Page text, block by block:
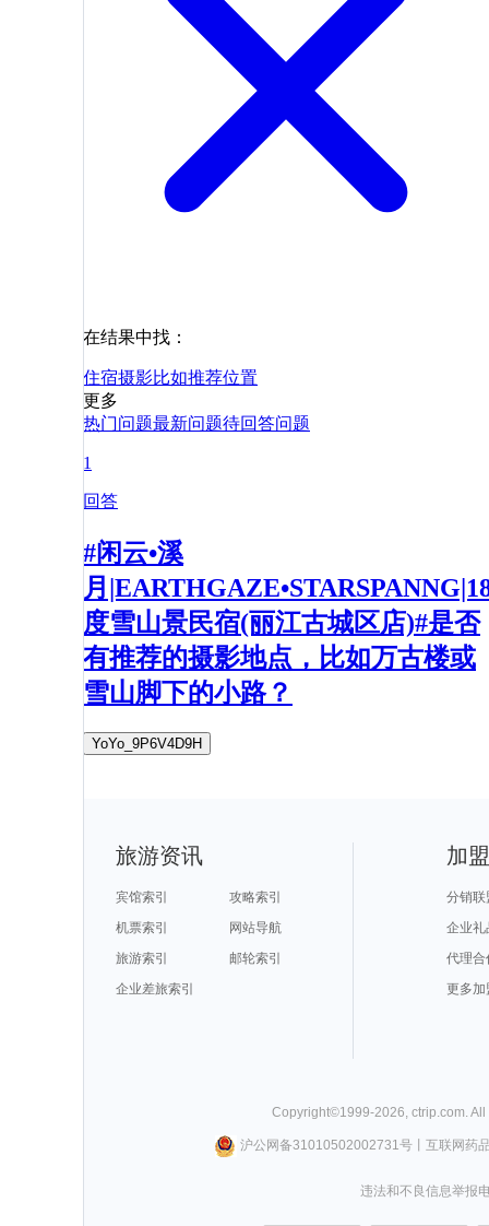
在结果中找：
住宿摄影比如推荐位置
更多
热门问题最新问题待回答问题
1
回答
#闲云•溪
月
度雪山景民宿(丽江古城区店)#是否
有推荐的摄影地点，比如万古楼或
雪山脚下的小路？
YoYo_9P6V4D9H
旅游资讯
宾馆索引
攻略索引
机票索引
网站导航
旅游索引
邮轮索引
企业差旅索引
加
分销联
企业礼
代理合
更多加
Copyright©1999-2026 ctrip.com .
沪公网备31010502002731号丨 互联网药
违法和不良信息举报